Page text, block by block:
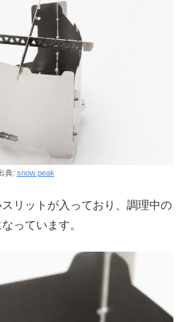
典: snow peak
リットが入っており、調理中の
っています。